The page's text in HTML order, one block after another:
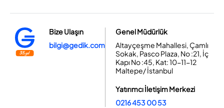
Bize Ulaşın
bilgi@gedik.com
Genel Müdürlük
Altayçeşme Mahallesi, Çamlı
Sokak, Pasco Plaza, No :21, İç
Kapı No :45, Kat: 10-11-12
Maltepe/ İstanbul
Yatırımcı İletişim Merkezi
0216 453 00 53